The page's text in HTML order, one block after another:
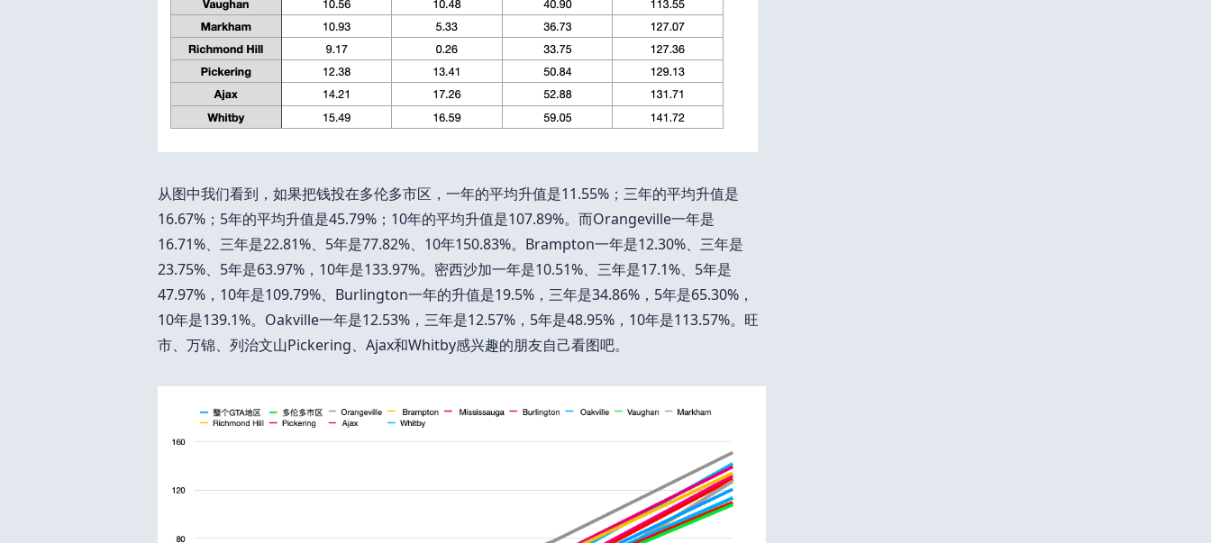
从图中我们看到，如果把钱投在多伦多市区，一年的平均升值是11.55%；三年的平均升值是
16.67%；5年的平均升值是45.79%；10年的平均升值是107.89%。而Orangeville一年是
16.71%、三年是22.81%、5年是77.82%、10年150.83%。Brampton一年是12.30%、三年是
23.75%、5年是63.97%，10年是133.97%。密西沙加一年是10.51%、三年是17.1%、5年是
47.97%，10年是109.79%、Burlington一年的升值是19.5%，三年是34.86%，5年是65.30%，
10年是139.1%。Oakville一年是12.53%，三年是12.57%，5年是48.95%，10年是113.57%。旺
市、万锦、列治文山Pickering、Ajax和Whitby感兴趣的朋友自己看图吧。